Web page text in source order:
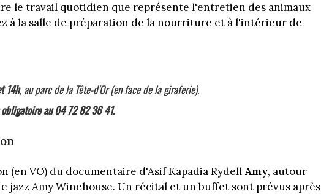
le travail quotidien que représente l'entretien des animaux
à la salle de préparation de la nourriture et à l'intérieur de
14h, au parc de la Tête-d'Or (en face de la giraferie).
au 04 72 82 36 41.
(en VO) du documentaire d'Asif Kapadia Rydell Amy, autour
jazz Amy Winehouse. Un récital et un buffet sont prévus après